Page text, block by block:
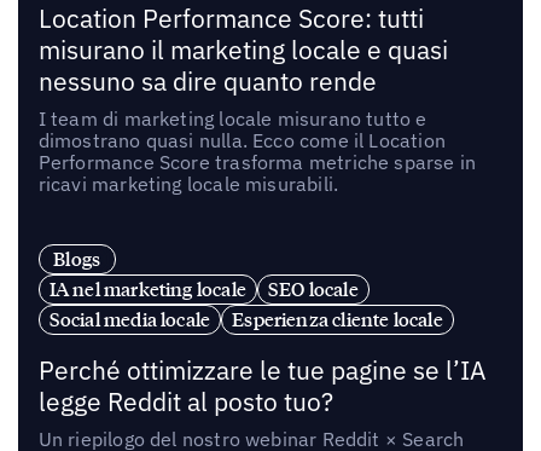
Location Performance Score: tutti
misurano il marketing locale e quasi
nessuno sa dire quanto rende
I team di marketing locale misurano tutto e
dimostrano quasi nulla. Ecco come il Location
Performance Score trasforma metriche sparse in
ricavi marketing locale misurabili.
Blogs
IA nel marketing locale
SEO locale
Social media locale
Esperienza cliente locale
Perché ottimizzare le tue pagine se l’IA
legge Reddit al posto tuo?
Un riepilogo del nostro webinar Reddit × Search